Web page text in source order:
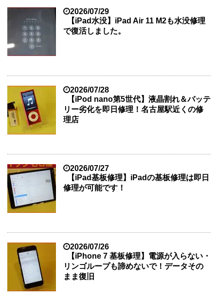
2026/07/29
【iPad水没】iPad Air 11 M2も水没修理
で復活しました。
2026/07/28
【iPod nano第5世代】液晶割れ＆バッテ
リー劣化を即日修理！名古屋駅近くの修
理店
2026/07/27
【iPad基板修理】iPadの基板修理は即日
修理が可能です！
2026/07/26
【iPhone 7 基板修理】電源が入らない・
リンゴループも諦めないで！データその
まま復旧